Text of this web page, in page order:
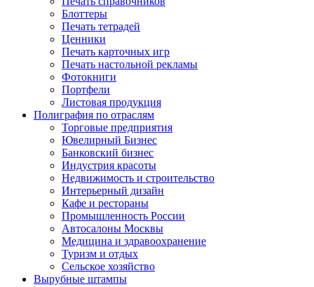
Блоттеры
Печать тетрадей
Ценники
Печать карточных игр
Печать настольной рекламы
Фотокниги
Портфели
Листовая продукция
Полиграфия по отраслям
Торговые предприятия
Ювелирный Бизнес
Банковский бизнес
Индустрия красоты
Недвижимость и строительство
Интерьерный дизайн
Кафе и рестораны
Промышленность России
Автосалоны Москвы
Медицина и здравоохранение
Туризм и отдых
Сельское хозяйство
Вырубные штампы